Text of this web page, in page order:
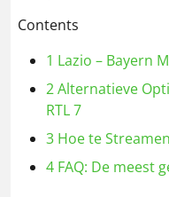
Contents
1 Lazio – Bayern
2Alternatieve
RTL 7
3 Hoe te
4 FAQ: De meest